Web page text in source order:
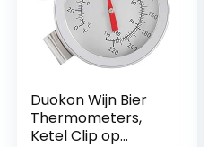
Duokon Wijn Bier
Thermometers,
Ketel Clip op